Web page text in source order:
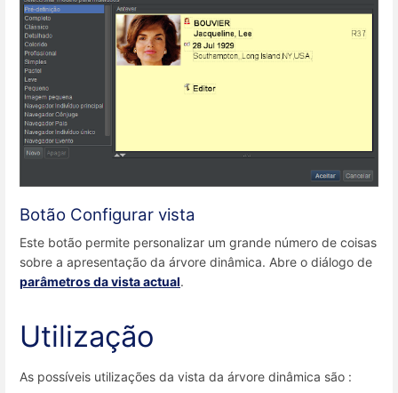
Botão Configurar vista
Este botão permite personalizar um grande número de coisas
sobre a apresentação da árvore dinâmica. Abre o diálogo de
parâmetros da vista actual.
Utilização
As possíveis utilizações da vista da árvore dinâmica são :